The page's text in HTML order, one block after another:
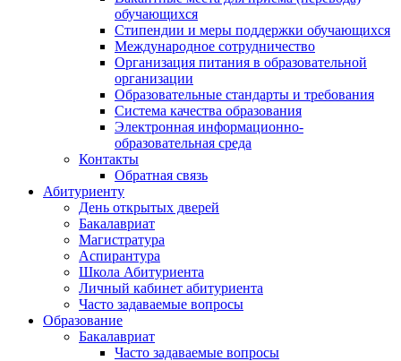
обучающихся
Стипендии и меры поддержки обучающихся
Международное сотрудничество
Организация питания в образовательной
организации
Образовательные стандарты и требования
Система качества образования
Электронная информационно-
образовательная среда
Контакты
Обратная связь
Абитуриенту
День открытых дверей
Бакалавриат
Магистратура
Аспирантура
Школа Абитуриента
Личный кабинет абитуриента
Часто задаваемые вопросы
Образование
Бакалавриат
Часто задаваемые вопросы